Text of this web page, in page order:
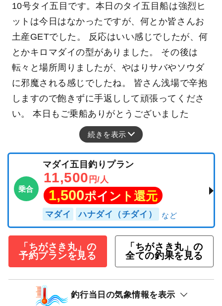
10号タイ五目です。本日のタイ五目船は強烈ヒ
ットは今日はなかったですが、何とか皆さんお
土産GETでした。 反応はいい感じでしたが、何
とかキロマダイの型がありました。 その後は
転々と場所周りましたが、やはりサバやソウダ
に邪魔される感じでしたね。 皆さん浅場で辛抱
しますので飽きずに手返しして頑張ってくださ
い。 本日もご乗船ありがとうございました
続きを表示
乗合
マダイ五目釣りプラン
11,500 円/人
1,500ポイント還元
マダイ ハナダイ（チダイ）
「ちがさき丸」の
予約プランを見る
「ちがさき丸」の
全ての釣果を見る
釣行当日の気象情報を表示